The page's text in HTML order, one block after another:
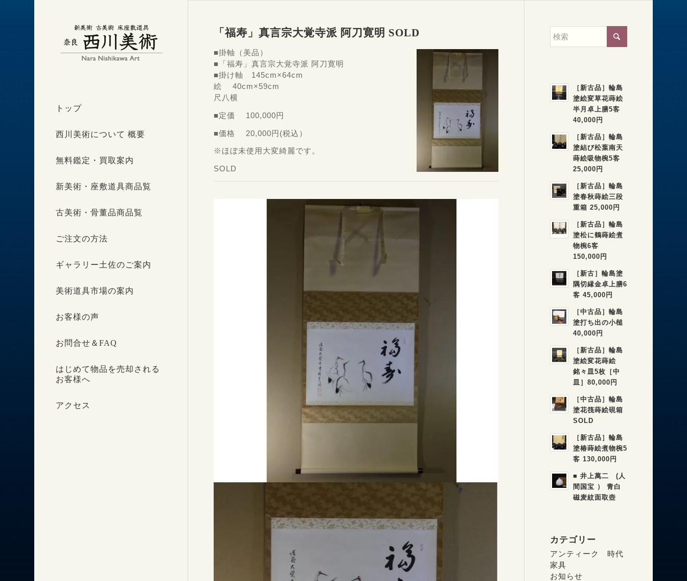
トップ
西川美術について 概要
無料鑑定・買取案内
新美術・座敷道具商品覧
古美術・骨董品商品覧
ご注文の方法
ギャラリー土佐のご案内
美術道具市場の案内
お客様の声
お問合せ＆FAQ
はじめて物品を売却される
お客様へ
アクセス
「福寿」真言宗大覚寺派 阿刀寛明 SOLD
■掛軸（美品）
■「福寿」真言宗大覚寺派 阿刀寛明
■掛け軸 145cm×64cm
絵 40cm×59cm
尺八横
■定価 100,000円
■価格 20,000円(税込）
※ほぼ未使用大変綺麗です。
SOLD
［新古品］輪島
塗絵変草花蒔絵
半月卓上膳5客
40,000円
［新古品］輪島
塗結び松葉南天
蒔絵吸物椀5客
25,000円
［新古品］輪島
塗春秋蒔絵三段
重箱 25,000円
［新古品］輪島
塗松に鶴蒔絵煮
物椀6客
150,000円
［新古］輪島塗
隅切縁金卓上膳6
客 45,000円
［中古品］輪島
塗打ち出の小槌
40,000円
［新古品］輪島
塗絵変花蒔絵
銘々皿5枚［中
皿］80,000円
［中古品］輪島
塗花筏蒔絵硯箱
SOLD
［新古品］輪島
塗椿蒔絵煮物椀5
客 130,000円
■ 井上萬二 (人
間国宝 ） 青白
磁麦紋面取壺
カテゴリー
アンティーク 時代
家具
お知らせ